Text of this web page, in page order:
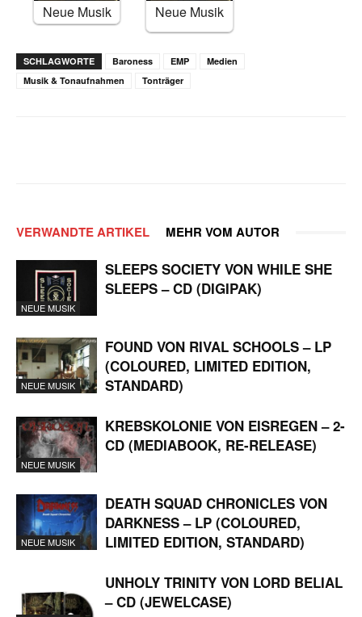
Neue Musik Neue Musik
SCHLAGWORTE Baroness EMP
Medien
Musik & Tonaufnahmen
Tonträger
VERWANDTE ARTIKEL MEHR VOM AUTOR
NEUE MUSIK
SLEEPS SOCIETY VON WHILE SHE
SLEEPS – CD (DIGIPAK)
NEUE MUSIK
FOUND VON RIVAL SCHOOLS – LP
(COLOURED, LIMITED EDITION,
STANDARD)
NEUE MUSIK
KREBSKOLONIE VON EISREGEN – 2-
CD (MEDIABOOK, RE-RELEASE)
NEUE MUSIK
DEATH SQUAD CHRONICLES VON
DARKNESS – LP (COLOURED,
LIMITED EDITION, STANDARD)
UNHOLY TRINITY VON LORD BELIAL
– CD (JEWELCASE)